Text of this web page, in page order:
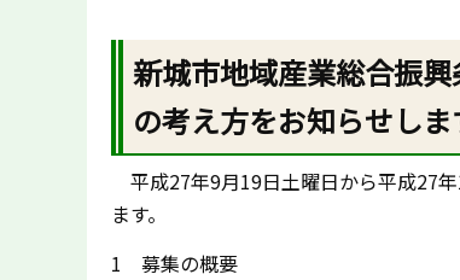
新城市地域産業総合振
の考え方をお知らせしま
平成27年9月19日土曜日から平成27
ます。
1 募集の概要